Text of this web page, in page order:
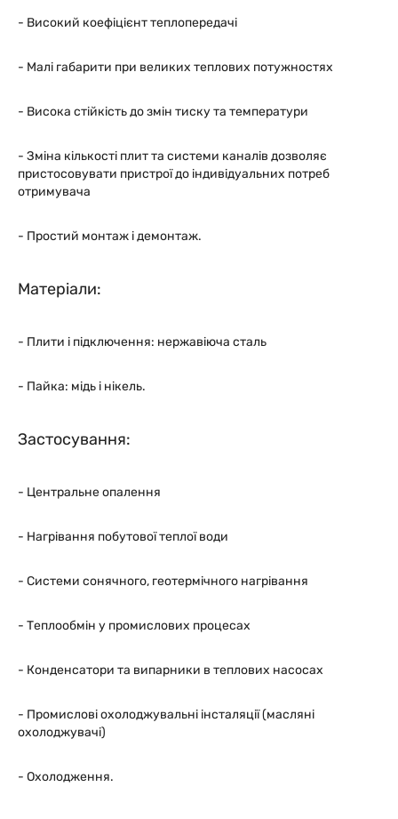
- Високий коефіцієнт теплопередачі
- Малі габарити при великих теплових потужностях
- Висока стійкість до змін тиску та температури
- Зміна кількості плит та системи каналів дозволяє
пристосовувати пристрої до індивідуальних потреб
отримувача
- Простий монтаж і демонтаж.
Матеріали:
- Плити і підключення: нержавіюча сталь
- Пайка: мідь і нікель.
Застосування:
- Центральне опалення
- Нагрівання побутової теплої води
- Системи сонячного, геотермічного нагрівання
- Теплообмін у промислових процесах
- Конденсатори та випарники в теплових насосах
- Промислові охолоджувальні інсталяції (масляні
охолоджувачі)
- Охолодження.